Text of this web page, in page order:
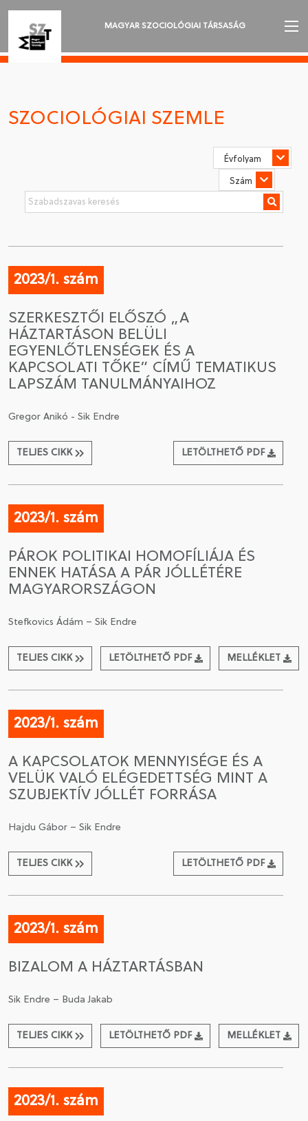
MAGYAR SZOCIOLÓGIAI TÁRSASÁG
SZOCIOLÓGIAI SZEMLE
CSATLAKOZÁS A TÁRSASÁGHOZ / MEGÚJÍTOM A
TAGSÁGOMAT
SZOCIOLÓGIAI SZEMLE
2023/1. szám
SZERKESZTŐI ELŐSZÓ „A
HÁZTARTÁSON BELÜLI
EGYENLŐTLENSÉGEK ÉS A
KAPCSOLATI TŐKE” CÍMŰ TEMATIKUS
LAPSZÁM TANULMÁNYAIHOZ
Gregor Anikó - Sik Endre
TELJES CIKK LETÖLTHETŐ PDF
2023/1. szám
PÁROK POLITIKAI HOMOFÍLIÁJA ÉS
ENNEK HATÁSA A PÁR JÓLLÉTÉRE
MAGYARORSZÁGON
Stefkovics Ádám – Sik Endre
TELJES CIKK LETÖLTHETŐ PDF MELLÉKLET
2023/1. szám
A KAPCSOLATOK MENNYISÉGE ÉS A
VELÜK VALÓ ELÉGEDETTSÉG MINT A
SZUBJEKTÍV JÓLLÉT FORRÁSA
Hajdu Gábor – Sik Endre
TELJES CIKK LETÖLTHETŐ PDF
2023/1. szám
BIZALOM A HÁZTARTÁSBAN
Sik Endre – Buda Jakab
TELJES CIKK LETÖLTHETŐ PDF MELLÉKLET
2023/1. szám